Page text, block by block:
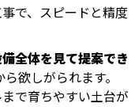
で、スピードと精度
全体を見て提案でき
欲しがられます。
で育ちやすい土台が